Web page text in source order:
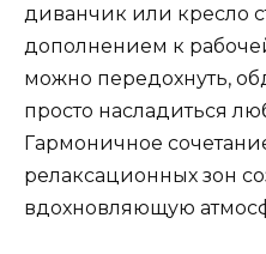
диванчик или кресло
дополнением к
можно передохнуть,
просто насладиться
Гармоничное
релаксационных зон
вдохновляющую